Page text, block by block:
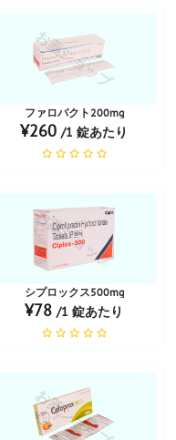
お薬ショップ
ファロバクト200mg
¥260 /1 錠あたり
お薬ショップ
シプロックス500mg
¥78 /1 錠あたり
お薬ショップ